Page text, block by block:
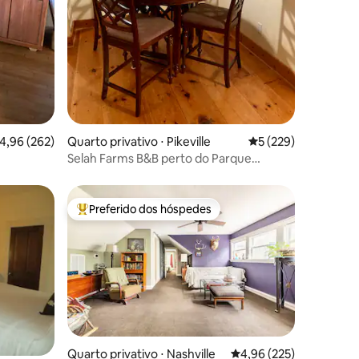
de uma avaliação média de 5, 262 avaliações
4,96 (262)
Quarto privativo ⋅ Pikeville 5 de uma avaliação
5 (229)
Selah Farms B&B perto do Parque
hóspedes Entre os melhores preferidos dos hóspedes
Preferido dos hóspedes
Quarto privativo ⋅ Nashville 4,96 de uma avaliação
4,96 (225)